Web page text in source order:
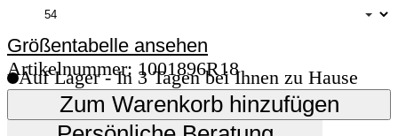
Größentabelle ansehen
Artikelnummer: 1001896R18
Auf Lager - In 3 Tagen bei Ihnen zu Hause
Zum Warenkorb hinzufügen